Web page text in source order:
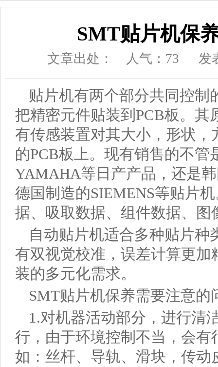
SMT贴片机保
文章出处： 人气： 73 发
贴片机有两个部分共同控制
把精密元件贴装到PCB板。
有传感装置对其大小，形状
的PCB板上。现有销售的不管
YAMAHA等日产产品，还是
德国制造的SIEMENS等贴片
据、吸取数据、组件数据、
自动贴片机适合多种贴片
有双视觉校准，误差计算更
装的多元化需求。
SMT贴片机保养需要注意的
1.对机器活动部分，进行清
行，由于环境控制不当，会
如：丝杆、导轨、滑块，传